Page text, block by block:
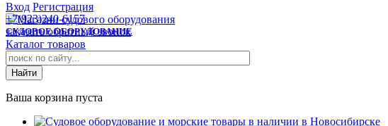
Вход Регистрация
СУДОВОЕ ОБОРУДОВАНИЕ
+7(923)240-6157
заказать обратный звонок
Каталог товаров
Ваша корзина пуста